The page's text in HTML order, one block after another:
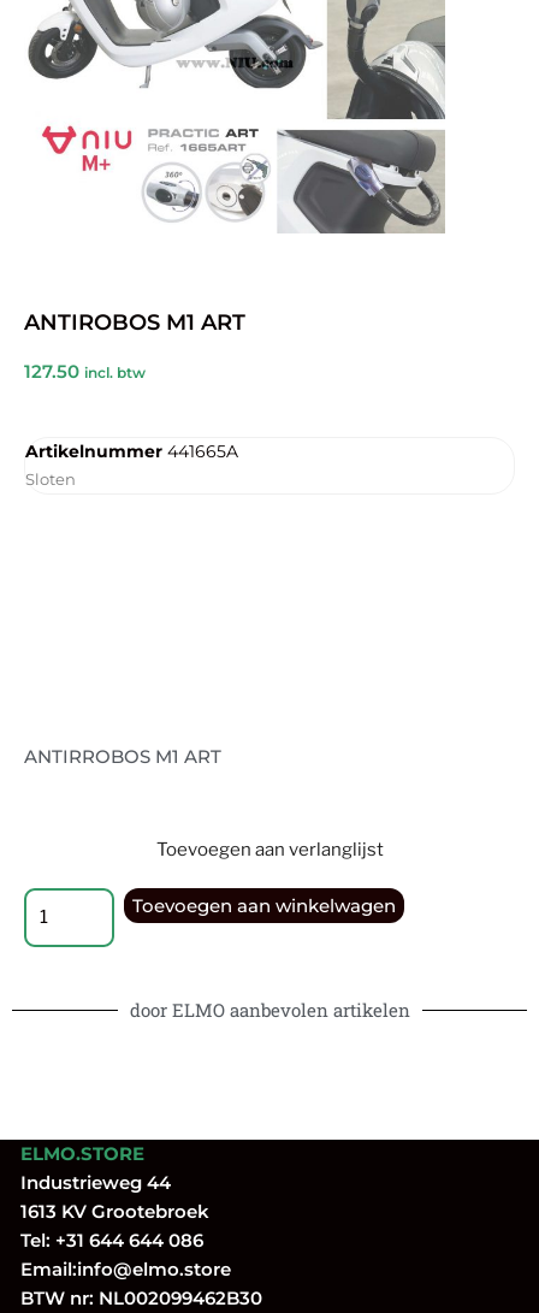
ANTIROBOS M1 ART
127.50 incl. btw
Artikelnummer 441665A
Sloten
ANTIRROBOS M1 ART
Toevoegen aan verlanglijst
Toevoegen aan winkelwagen
door ELMO aanbevolen artikelen
ELMO.STORE
Industrieweg 44
1613 KV Grootebroek
Tel: +31 644 644 086
Email:info@elmo.store
BTW nr: NL002099462B30